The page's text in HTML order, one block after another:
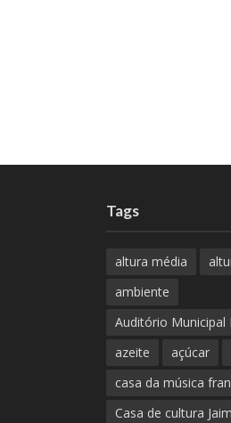
Tags
altura média
ambiente
Auditório Municipal
azeite
açúcar
casa da música
Casa de cultura